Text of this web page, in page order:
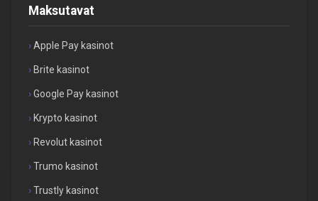
Maksutavat
Apple Pay kasinot
Brite kasinot
Google Pay kasinot
Krypto kasinot
Revolut kasinot
Trumo kasinot
Trustly kasinot